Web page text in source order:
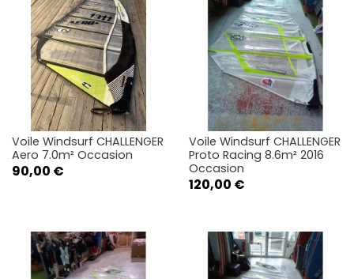
Voile Windsurf CHALLENGER
Aero 7.0m² Occasion
Prix
90,00 €
Voile Windsurf CHALLENGER
Proto Racing 8.6m² 2016
Occasion
Prix
120,00 €